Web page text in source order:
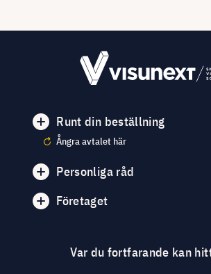
Runt din beställning
Ångra avtalet här
Personliga råd
Företaget
Var du fortfarande kan